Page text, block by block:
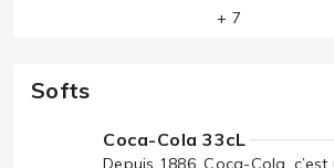
+ 7
Softs
Coca-Cola 33cL
Depuis 1886, Coca-Cola,